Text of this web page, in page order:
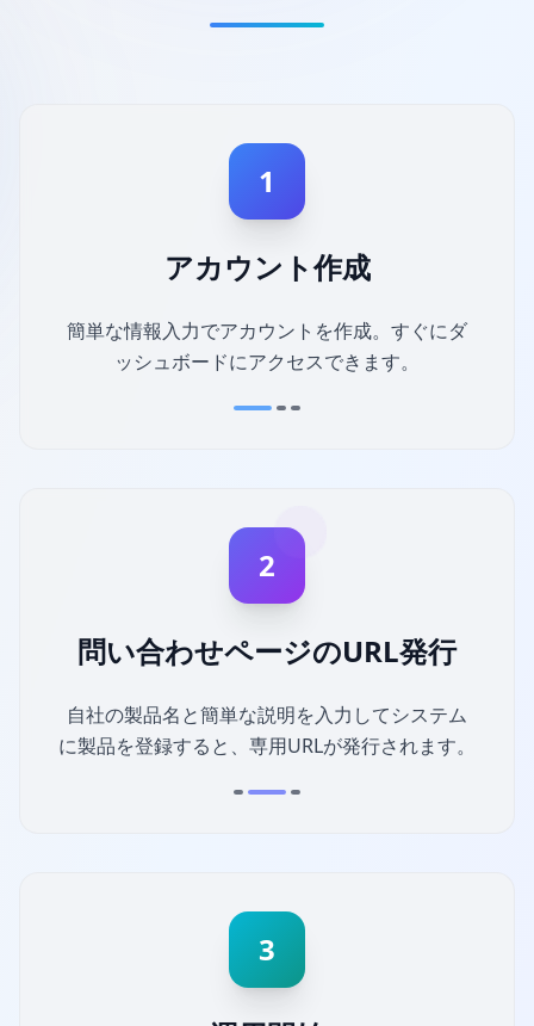
1
アカウント作成
簡単な情報入力でアカウントを作成。すぐにダ
ッシュボードにアクセスできます。
2
問い合わせページのURL発行
自社の製品名と簡単な説明を入力してシステム
に製品を登録すると、専用URLが発行されます。
3